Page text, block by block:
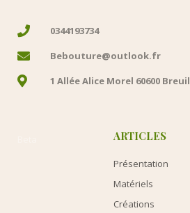
0344193734
Bebouture@outlook.fr
1 Allée Alice Morel 60600
ARTICLES
Présentation
Matériels
Créations